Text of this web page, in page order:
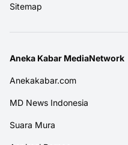
Sitemap
Aneka Kabar MediaNetwork
Anekakabar.com
MD News Indonesia
Suara Mura